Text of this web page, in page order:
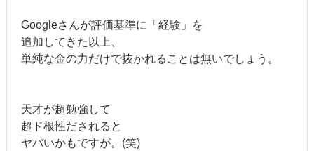
Googleさんが評価基準に「経験」を
追加してきた以上、
単純な金の力だけで抜かれることは無いでしょう。
天才が超勉強して
超ド根性だされると
ヤバいかもですが。(笑)